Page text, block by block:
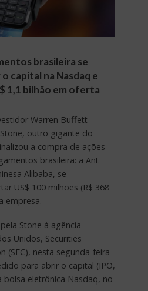
brasileira se
capital na Nasdaq e
1,1 bilhão em oferta
Warren Buffett
outro gigante do
a compra de ações
brasileira: a Ant
Alibaba, se
US$ 100 milhões (R$ 368
empresa.
Stone à agência
Unidos, Securities
(SEC), nesta segunda-feira
para abrir o capital (IPO,
bolsa eletrônica Nasdaq, no